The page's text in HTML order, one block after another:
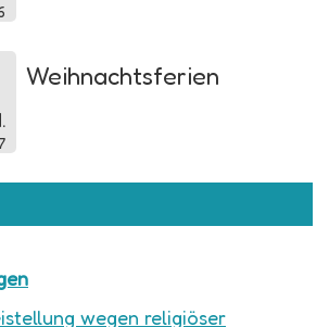
Weihnachtsferien
wegen religiöser